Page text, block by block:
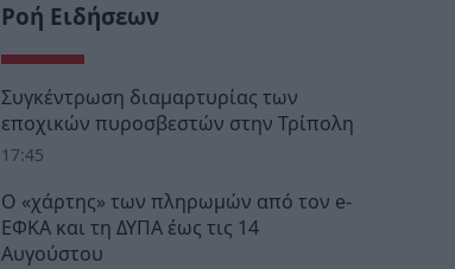
Ροή Ειδήσεων
Συγκέντρωση διαμαρτυρίας των
εποχικών πυροσβεστών στην Τρίπολη
17:45
Ο «χάρτης» των πληρωμών από τον e-
ΕΦΚΑ και τη ΔΥΠΑ έως τις 14
Αυγούστου